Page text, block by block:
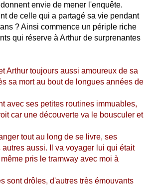
envie de mener l'enquête.
de celle qui a partagé sa vie pendant
? Ainsi commence un périple riche
qui réserve à Arthur de surprenantes
Arthur toujours aussi amoureux de sa
sa mort au bout de longues années de
avec ses petites routines immuables,
car une découverte va le bousculer et
tout au long de se livre, ses
aussi. Il va voyager lui qui était
pris le tramway avec moi à
sont drôles, d'autres très émouvants